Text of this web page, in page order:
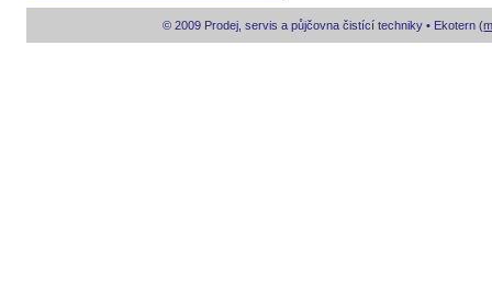
© 2009 Prodej, servis a půjčovna čistící techniky • Ekotern (